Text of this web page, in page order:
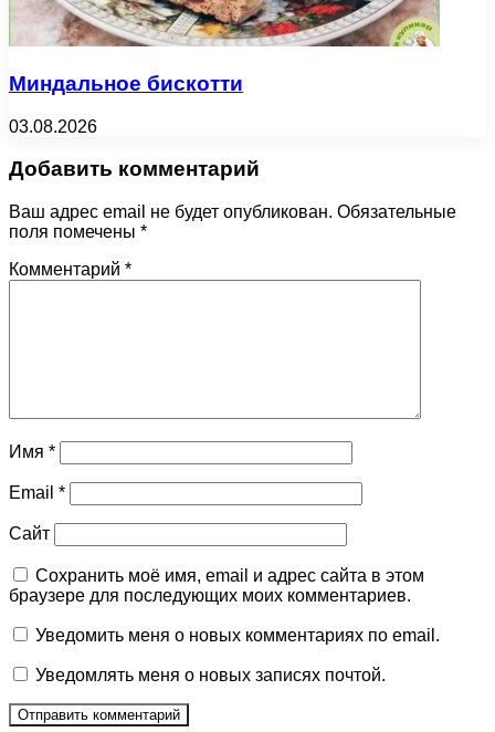
Миндальное бискотти
03.08.2026
Добавить комментарий
Ваш адрес email не будет опубликован. Обязательные
поля помечены *
Комментарий *
Имя *
Email *
Сайт
Сохранить моё имя, email и адрес сайта в этом
браузере для последующих моих комментариев.
Уведомить меня о новых комментариях по email.
Уведомлять меня о новых записях почтой.